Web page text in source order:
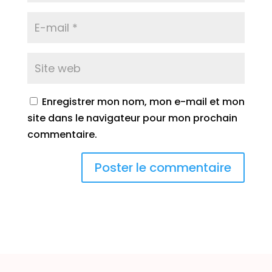
Enregistrer mon nom, mon e-mail et mon
site dans le navigateur pour mon prochain
commentaire.